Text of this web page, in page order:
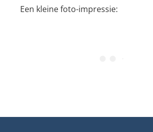
Een kleine foto-impressie: